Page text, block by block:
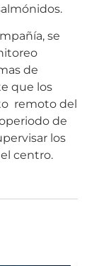
se
de
que los
remoto del
de
los
centro.